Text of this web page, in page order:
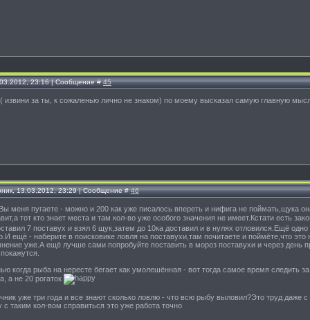
23:16 | Сообщение #45
извини за ты, к сожаленью лично не знаком) по моему высказал самую главную
13.03.2012, 23:29 | Сообщение #46
меня пугаете - можно и 200 как уже писалось впереть и нифига не поймать,щука
тот кто знает места и там кол-во уже особого значения не имеет.Кстати есть
7 поставух и взял 6 щук,затем до 10ка доставил и в нулях отловился.Ещё
ещё - наберите в поисковике ловля на поставухи,там почитаете и поймёте,что
уже.А ещё лучше сами попробуйте поставить в мороз поставухи и через день
когда рыба на нересте бегает как умолешённая - вот тогда самое время следить
а не 20 рогаток
уже три года и все знают сколько ловлю - что всю рыбу выловил?Это труд
с таким кол-вом справиться это уже работа точно